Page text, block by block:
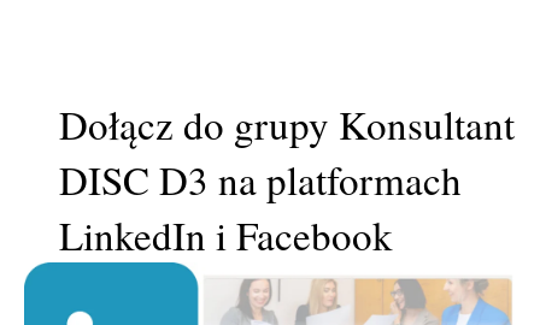
Dołącz do grupy Konsultant
DISC D3 na platformach
LinkedIn i Facebook